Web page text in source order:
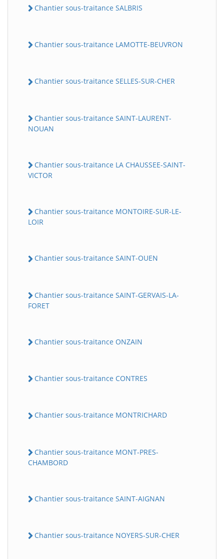
Chantier sous-traitance SALBRIS
Chantier sous-traitance LAMOTTE-BEUVRON
Chantier sous-traitance SELLES-SUR-CHER
Chantier sous-traitance SAINT-LAURENT-
NOUAN
Chantier sous-traitance LA CHAUSSEE-SAINT-
VICTOR
Chantier sous-traitance MONTOIRE-SUR-LE-
LOIR
Chantier sous-traitance SAINT-OUEN
Chantier sous-traitance SAINT-GERVAIS-LA-
FORET
Chantier sous-traitance ONZAIN
Chantier sous-traitance CONTRES
Chantier sous-traitance MONTRICHARD
Chantier sous-traitance MONT-PRES-
CHAMBORD
Chantier sous-traitance SAINT-AIGNAN
Chantier sous-traitance NOYERS-SUR-CHER